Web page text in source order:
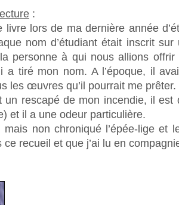
:
livre lors de ma dernière année
nom d’étudiant était inscrit
personne à qui nous allions offrir
a tiré mon nom. A l’époque, il
les œuvres qu’il pourrait me prêter.
un rescapé de mon incendie, il est
et il a une odeur particulière.
mais non chroniqué l’épée-lige et
ce recueil et que j’ai lu en